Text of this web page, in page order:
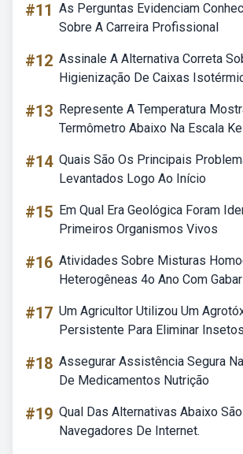
#11 As Perguntas Evidenciam
Sobre A Carreira Profissional
#12 Assinale A Alternativa Correta
Higienização De Caixas
#13 Represente A Temperatura
Termômetro Abaixo Na Escala
#14 Quais São Os Principais
Levantados Logo Ao Início
#15 Em Qual Era Geológica Foram
Primeiros Organismos Vivos
#16 Atividades Sobre Misturas
Heterogêneas 4o Ano Com
#17 Um Agricultor Utilizou Um
Persistente Para Eliminar Insetos
#18 Assegurar Assistência Segura
De Medicamentos Nutrição
#19 Qual Das Alternativas Abaixo
Navegadores De Internet.